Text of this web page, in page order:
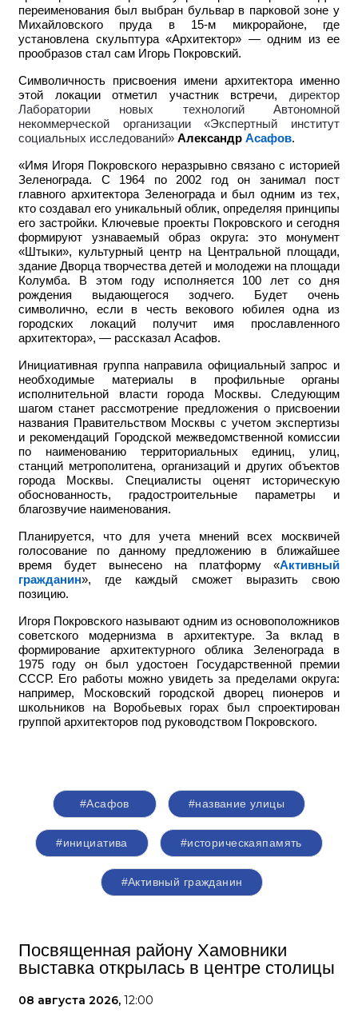
переименования был выбран бульвар в парковой зоне у
Михайловского пруда в 15-м микрорайоне, где
установлена скульптура «Архитектор» — одним из ее
прообразов стал сам Игорь Покровский.
Символичность присвоения имени архитектора именно
этой локации отметил участник встречи, директор
Лаборатории новых технологий Автономной
некоммерческой организации «Экспертный институт
социальных исследований» Александр Асафов.
«Имя Игоря Покровского неразрывно связано с историей
Зеленограда. С 1964 по 2002 год он занимал пост
главного архитектора Зеленограда и был одним из тех,
кто создавал его уникальный облик, определяя принципы
его застройки. Ключевые проекты Покровского и сегодня
формируют узнаваемый образ округа: это монумент
«Штыки», культурный центр на Центральной площади,
здание Дворца творчества детей и молодежи на площади
Колумба. В этом году исполняется 100 лет со дня
рождения выдающегося зодчего. Будет очень
символично, если в честь векового юбилея одна из
городских локаций получит имя прославленного
архитектора», — рассказал Асафов.
Инициативная группа направила официальный запрос и
необходимые материалы в профильные органы
исполнительной власти города Москвы. Следующим
шагом станет рассмотрение предложения о присвоении
названия Правительством Москвы с учетом экспертизы
и рекомендаций Городской межведомственной комиссии
по наименованию территориальных единиц, улиц,
станций метрополитена, организаций и других объектов
города Москвы. Специалисты оценят историческую
обоснованность, градостроительные параметры и
благозвучие наименования.
Планируется, что для учета мнений всех москвичей
голосование по данному предложению в ближайшее
время будет вынесено на платформу «Активный
гражданин», где каждый сможет выразить свою
позицию.
Игоря Покровского называют одним из основоположников
советского модернизма в архитектуре. За вклад в
формирование архитектурного облика Зеленограда в
1975 году он был удостоен Государственной премии
СССР. Его работы можно увидеть за пределами округа:
например,
Московский городской дворец пионеров и
школьников на Воробьевых горах был спроектирован
группой архитекторов под руководством Покровского.
#Асафов #название улицы
#инициатива #историческаяпамять
#Активный гражданин
Посвященная району Хамовники
выставка открылась в центре столицы
08 августа 2026, 12:00